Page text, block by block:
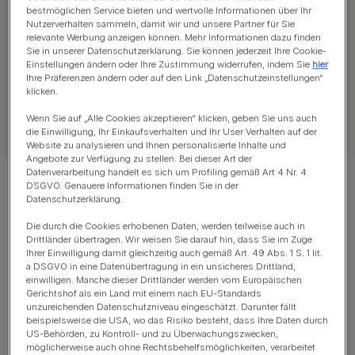
Alle Artikel über Kätzchen
Alle Artikel über Katzen
Es werden 2 von 2 Artikeln angezeigt
Meistgelesene Artikel
Mit Kätzchen spielen
Katzenangel selber Machen
4 min Lesezeit
bestmöglichen Service bieten und wertvolle Informationen über Ihr
Nutzerverhalten sammeln, damit wir und unsere Partner für Sie
relevante Werbung anzeigen können. Mehr Informationen dazu finden
Sie in unserer Datenschutzerklärung. Sie können jederzeit Ihre Cookie-
Einstellungen ändern oder Ihre Zustimmung widerrufen, indem Sie hier
Ihre Präferenzen ändern oder auf den Link „Datenschutzeinstellungen“
klicken.
Wenn Sie auf „Alle Cookies akzeptieren“ klicken, geben Sie uns auch
die Einwilligung, Ihr Einkaufsverhalten und Ihr User Verhalten auf der
Website zu analysieren und Ihnen personalisierte Inhalte und
Angebote zur Verfügung zu stellen. Bei dieser Art der
Datenverarbeitung handelt es sich um Profiling gemäß Art 4 Nr. 4
DSGVO. Genauere Informationen finden Sie in der
Datenschutzerklärung.
Die durch die Cookies erhobenen Daten, werden teilweise auch in
Drittländer übertragen. Wir weisen Sie darauf hin, dass Sie im Zuge
Ihrer Einwilligung damit gleichzeitig auch gemäß Art. 49 Abs. 1 S. 1 lit.
a DSGVO in eine Datenübertragung in ein unsicheres Drittland,
einwilligen. Manche dieser Drittländer werden vom Europäischen
Gerichtshof als ein Land mit einem nach EU-Standards
unzureichenden Datenschutzniveau eingeschätzt. Darunter fällt
beispielsweise die USA, wo das Risiko besteht, dass Ihre Daten durch
US-Behörden, zu Kontroll- und zu Überwachungszwecken,
möglicherweise auch ohne Rechtsbehelfsmöglichkeiten, verarbeitet